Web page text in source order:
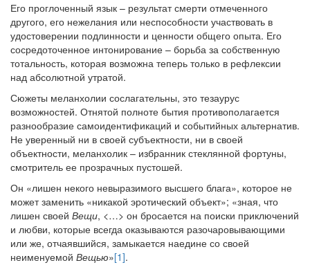
Его проглоченный язык – результат смерти отмеченного
другого, его нежелания или неспособности участвовать в
удостоверении подлинности и ценности общего опыта. Его
сосредоточенное интонирование – борьба за собственную
тотальность, которая возможна теперь только в рефлексии
над абсолютной утратой.
Сюжеты меланхолии сослагательны, это тезаурус
возможностей. Отнятой полноте бытия противополагается
разнообразие самоидентификаций и событийных альтернатив.
Не уверенный ни в своей субъектности, ни в своей
объектности, меланхолик – избранник стеклянной фортуны,
смотритель ее прозрачных пустошей.
Он «лишен некого невыразимого высшего блага», которое не
может заменить «никакой эротический объект»; «зная, что
лишен своей Вещи, <…> он бросается на поиски приключений
и любви, которые всегда оказываются разочаровывающими
или же, отчаявшийся, замыкается наедине со своей
неименуемой Вещью»[1].